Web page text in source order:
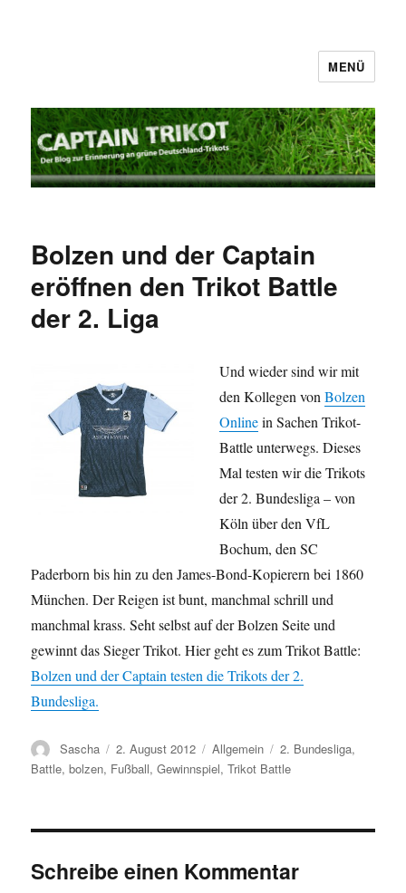
MENÜ
Bolzen und der Captain
eröffnen den Trikot Battle
der 2. Liga
Und wieder sind wir mit
den Kollegen vonBolzen
Onlinein Sachen Trikot-
Battle unterwegs. Dieses
Mal testen wir die Trikots
der 2. Bundesliga – von
Köln über den VfL
Bochum, den SC
Paderborn bis hin zu den James-Bond-Kopierern bei 1860
München. Der Reigen ist bunt, manchmal schrill und
manchmal krass. Seht selbst auf der Bolzen Seite und
gewinnt das Sieger Trikot. Hier geht es zum Trikot Battle:
Bolzen und der Captain testen die Trikots der 2.
Bundesliga.
Autor
Sascha
Veröffentlicht
am
2. August 2012 Kategorien
Allgemein Schlagwörter
2. Bundesliga,
Battle,bolzen, Fußball,Gewinnspiel,Trikot Battle
Schreibe einen Kommentar